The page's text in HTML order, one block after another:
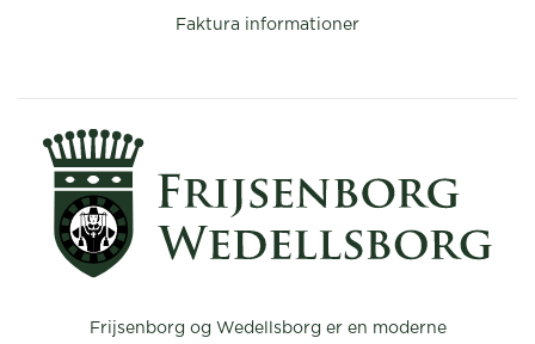
Frijsenborg og Wedellsborg er en moderne
Faktura informationer